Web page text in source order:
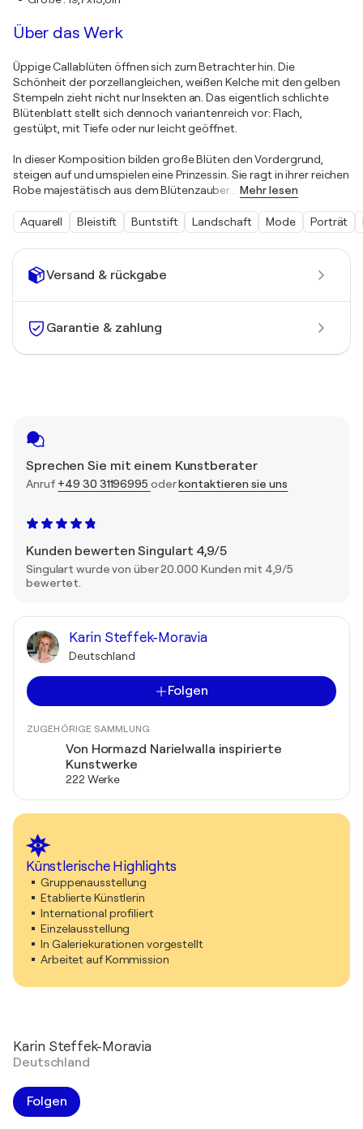
Versand & rückgabe
Garantie & zahlung
Sprechen Sie mit einem Kunstberater
Anruf +49 30 31196995 oderkontaktieren sie uns
Kunden bewerten Singulart 4,9/5
Singulart wurde von über 20.000 Kunden mit 4,9/5
bewertet.
Karin Steffek-Moravia
Deutschland
Folgen
ZUGEHÖRIGE SAMMLUNG
Von Hormazd Narielwalla inspirierte
Kunstwerke
222 Werke
Künstlerische Highlights
Gruppenausstellung
Etablierte Künstlerin
International profiliert
Einzelausstellung
In Galeriekurationen vorgestellt
Arbeitet auf Kommission
Über das Werk
Üppige Callablüten öffnen sich zum Betrachter hin. Die
Schönheit der porzellangleichen, weißen Kelche mit den gelben
Stempeln zieht nicht nur Insekten an. Das eigentlich schlichte
Blütenblatt stellt sich dennoch variantenreich vor: Flach,
gestülpt, mit Tiefe oder nur leicht geöffnet.
In dieser Komposition bilden große Blüten den Vordergrund,
steigen auf und umspielen eine Prinzessin. Sie ragt in ihrer reichen
Robe majestätisch aus dem Blütenzauber.… Mehr lesen
Aquarell Bleistift Buntstift Landschaft Mode Porträt
Karin Steffek-Moravia
Deutschland
Folgen